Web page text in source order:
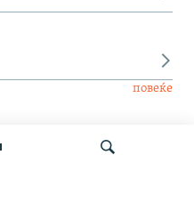
повеќе